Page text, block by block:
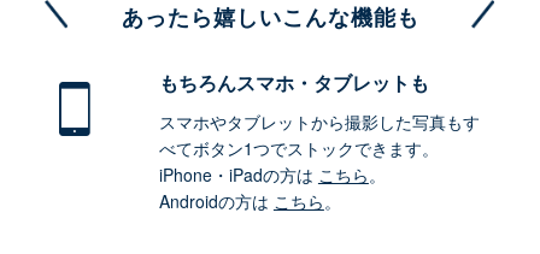
あったら嬉しいこんな機能も
もちろんスマホ・タブレットも
スマホやタブレットから撮影した写真もす
べてボタン1つでストックできます。
iPhone・iPadの方は こちら。
Androidの方は こちら。